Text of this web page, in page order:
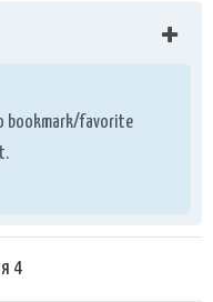
bookmark/favorite
4